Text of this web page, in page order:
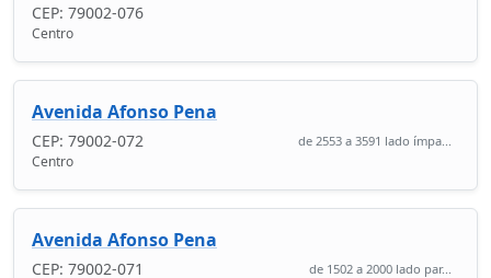
CEP: 79002-076
Centro
Avenida Afonso Pena
CEP: 79002-072 de 2553 a 3591 lado ímpa...
Centro
Avenida Afonso Pena
CEP: 79002-071 de 1502 a 2000 lado par...